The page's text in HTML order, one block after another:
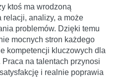
ktoś ma wrodzoną
relacji, analizy, a może
problemów. Dzięki temu
mocnych stron każdego
kompetencji kluczowych dla
na talentach przynosi
i realnie poprawia